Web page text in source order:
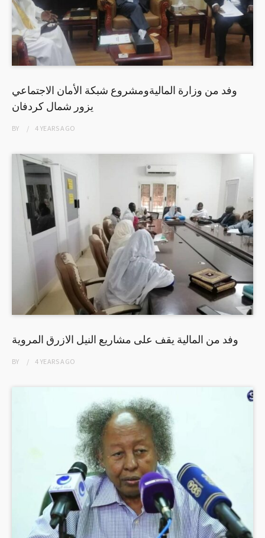
وفد من وزارة الماليةومشروع شبكة الأمان الاجتماعي
يزور شمال كردفان
BY 4 YEARSAGO
وفد من المالية يقف على مشاريع النيل الازرق المروية
BY 4 YEARSAGO